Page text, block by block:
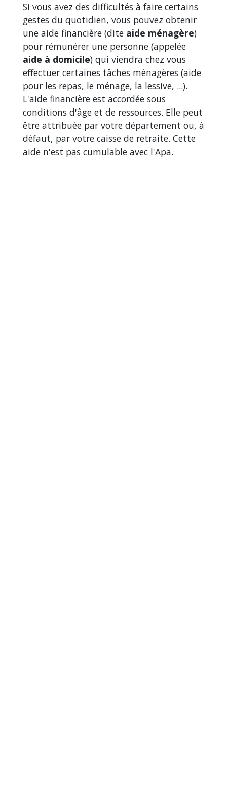
Si vous avez des difficultés à faire certains
gestes du quotidien, vous pouvez obtenir
une aide financière (dite aide ménagère)
pour rémunérer une personne (appelée
aide à domicile) qui viendra chez vous
effectuer certaines tâches ménagères (aide
pour les repas, le ménage, la lessive, ...).
L'aide financière est accordée sous
conditions d'âge et de ressources. Elle peut
être attribuée par votre département ou, à
défaut, par votre caisse de retraite. Cette
aide n'est pas cumulable avec l'Apa.